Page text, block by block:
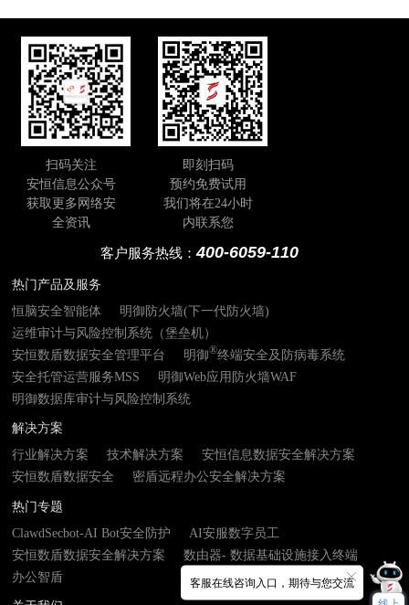
扫码关注
安恒信息公众号
获取更多网络安
全资讯
即刻扫码
预约免费试用
我们将在24小时
内联系您
客户服务热线：400-6059-110
热门产品及服务
恒脑安全智能体
明御防火墙(下一代防火墙)
运维审计与风险控制系统（堡垒机）
安恒数盾数据安全管理平台
明御®终端安全及防病毒系统
安全托管运营服务MSS
明御Web应用防火墙WAF
明御数据库审计与风险控制系统
解决方案
行业解决方案
技术解决方案
安恒信息数据安全解决方案
安恒数盾数据安全
密盾远程办公安全解决方案
热门专题
ClawdSecbot-AI Bot安全防护
AI安服数字员工
安恒数盾数据安全解决方案
数由器- 数据基础设施接入终端
办公智盾
客服在线咨询入口，期待与您交流